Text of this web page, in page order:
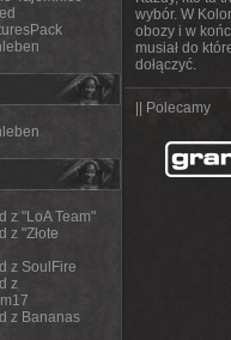
z "LoA Team"
z "Złote
z SoulFire
z
z Bananas
wybór. W
obozy i w
musiał do
dołączyć.
|| Polecamy